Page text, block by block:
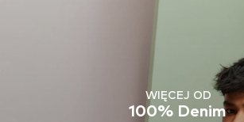
WIĘCEJ OD
100% Denim